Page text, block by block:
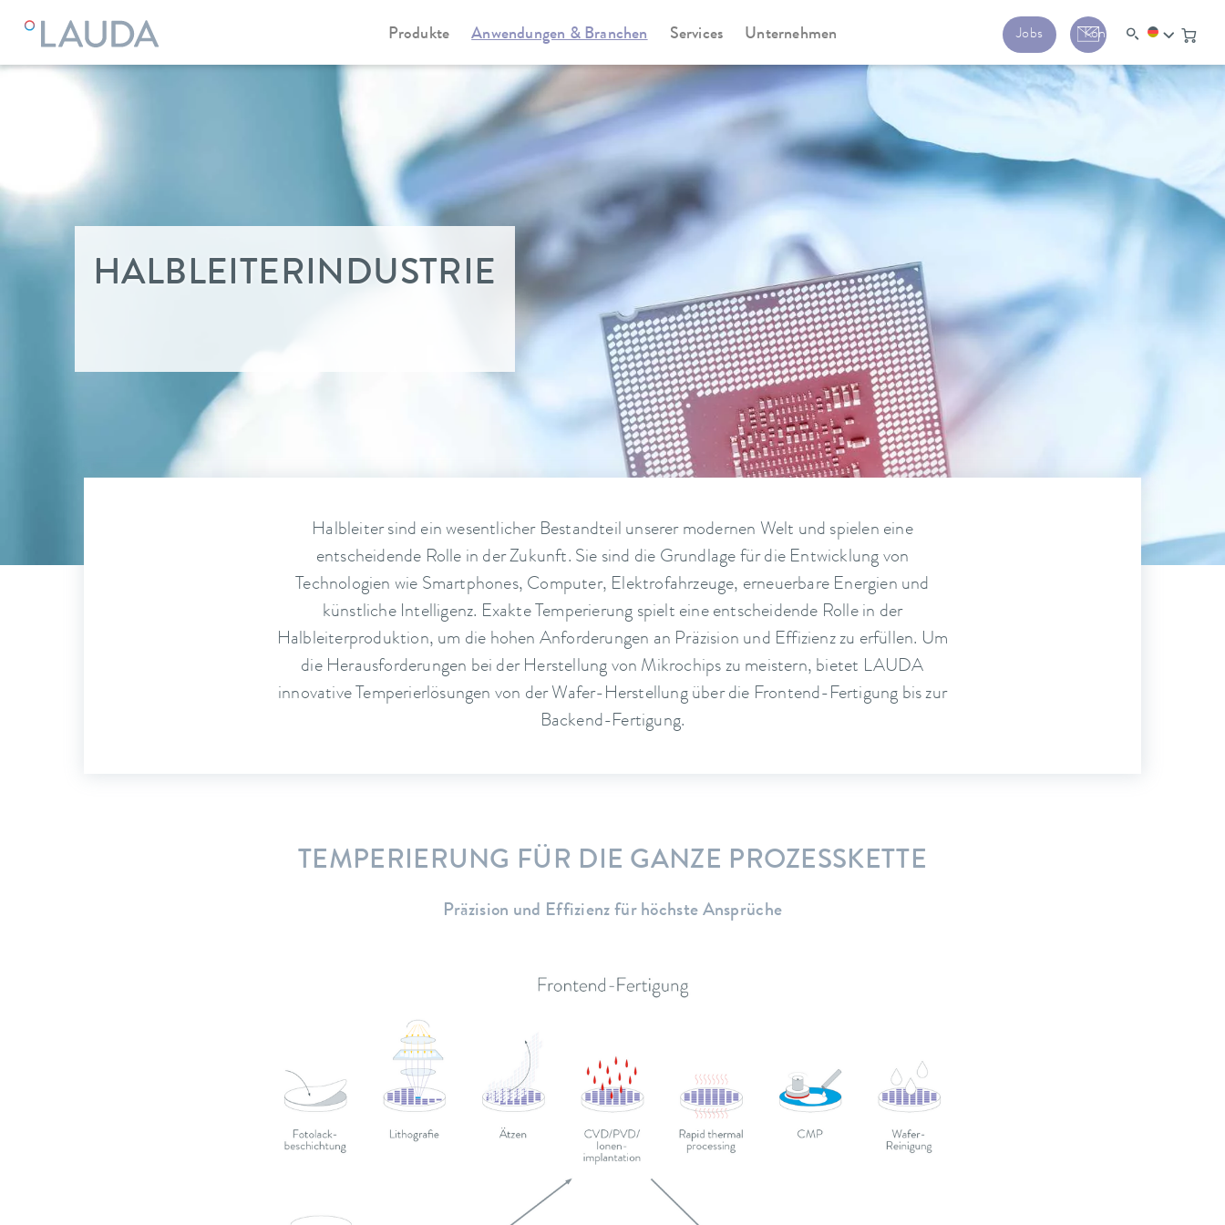
Produkte Anwendungen & Branchen Services Unternehmen Jobs Kontakt
LAUDA Branchenlösungen
HALBLEITERINDUSTRIE
Halbleiter sind ein wesentlicher Bestandteil unserer modernen Welt und spielen eine
entscheidende Rolle in der Zukunft. Sie sind die Grundlage für die Entwicklung von
Technologien wie Smartphones, Computer, Elektrofahrzeuge, erneuerbare Energien und
künstliche Intelligenz. Exakte Temperierung spielt eine entscheidende Rolle in der
Halbleiterproduktion, um die hohen Anforderungen an Präzision und Effizienz zu erfüllen. Um
die Herausforderungen bei der Herstellung von Mikrochips zu meistern, bietet LAUDA
innovative Temperierlösungen von der Wafer-Herstellung über die Frontend-Fertigung bis zur
Backend-Fertigung.
TEMPERIERUNG FÜR DIE GANZE PROZESSKETTE
Präzision und Effizienz für höchste Ansprüche